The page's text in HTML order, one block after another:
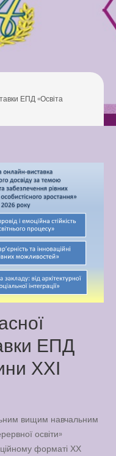
match class
Lessons at New
is Our Brain’s Favorite
Friends Everyday at
match class
Lessons at New
is Our Brain’s Favorite
match class
Friends Everyday at
ЕПД «Освіта
ЕПД
ХХІ
вищим навчальним
освіти»
форматі ХХ